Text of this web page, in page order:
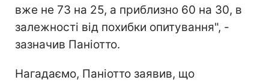
вже не 73 на 25, а приблизно 60 на 30, в
залежності від похибки опитування", -
зазначив Паніотто.
Нагадаємо, Паніотто заявив, що